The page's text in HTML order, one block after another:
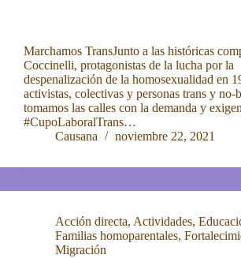
Marchamos TransJunto a las históricas
Coccinelli, protagonistas de la lucha por la
despenalización de la homosexualidad en
activistas, colectivas y personas trans y no-
tomamos las calles con la demanda y
#CupoLaboralTrans…
Causana
noviembre 22, 2021
Acción directa, Actividades,
Familias homoparentales,
Migración